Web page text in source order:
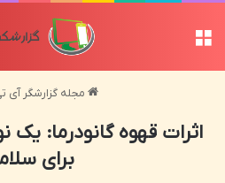
مجله گزارشگر آی
اثرات قهوه گانودرما:
برای